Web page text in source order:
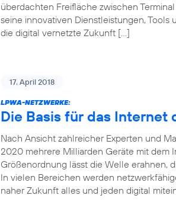
überdachten Freifläche zwischen
seine innovativen Dienstleistungen, Tools
die digital vernetzte Zukunft […]
17. April 2018
LPWA-NETZWERKE:
Die Basis für das Internet
Nach Ansicht zahlreicher Experten und
2020 mehrere Milliarden Geräte mit dem
Größenordnung lässt die Welle erahnen,
In vielen Bereichen werden
naher Zukunft alles und jeden digital